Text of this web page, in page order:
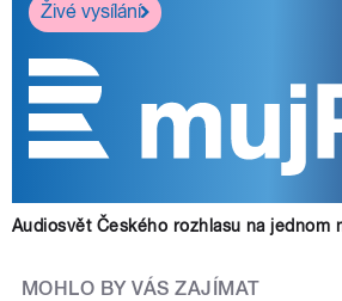
Živé vysílání
Audiosvět Českého rozhlasu na jednom
MOHLO BY VÁS ZAJÍMAT